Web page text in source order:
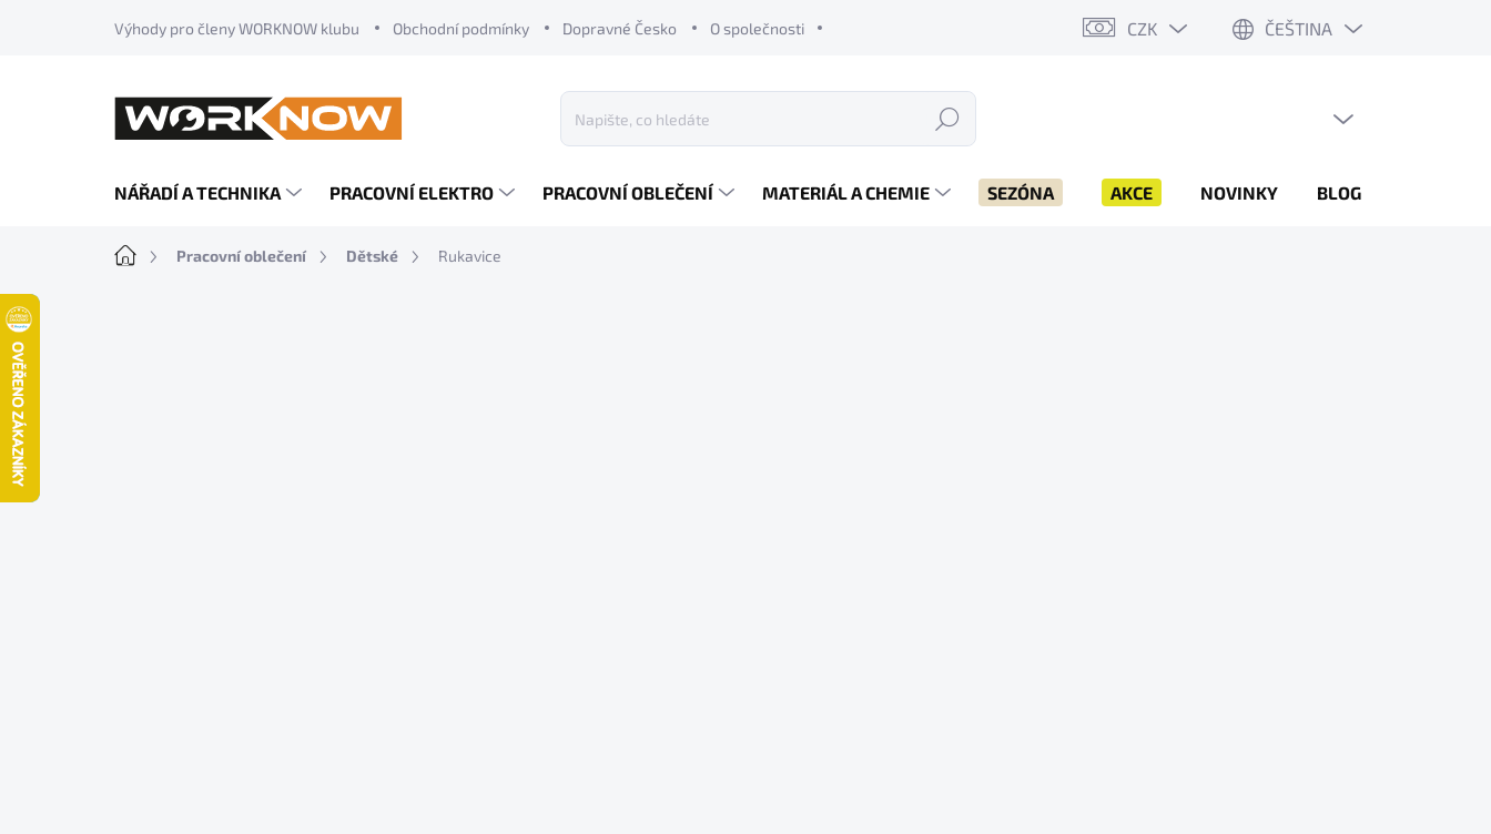
Výhody pro členy WORKNOW klubu Obchodní podmínky Dopravné Česko O společnosti CZK ČEŠTINA
Hledat
NÁŘADÍ A TECHNIKA PRACOVNÍ ELEKTRO PRACOVNÍ OBLEČENÍ MATERIÁL A CHEMIE SEZÓNA AKCE NOVINKY BLOG
Domů Pracovní oblečení Dětské Rukavice